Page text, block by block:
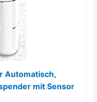
Automatisch,
mit Sensor